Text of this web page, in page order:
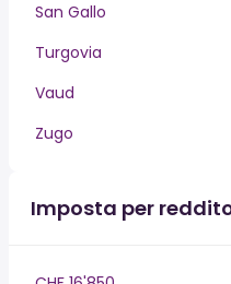
San Gallo
Turgovia
Vaud
Zugo
Imposta per